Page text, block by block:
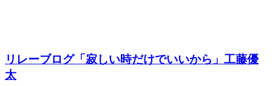
リレーブログ「寂しい時だけでいいから」工藤優
太